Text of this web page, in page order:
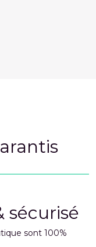
sécurisé
sont 100%